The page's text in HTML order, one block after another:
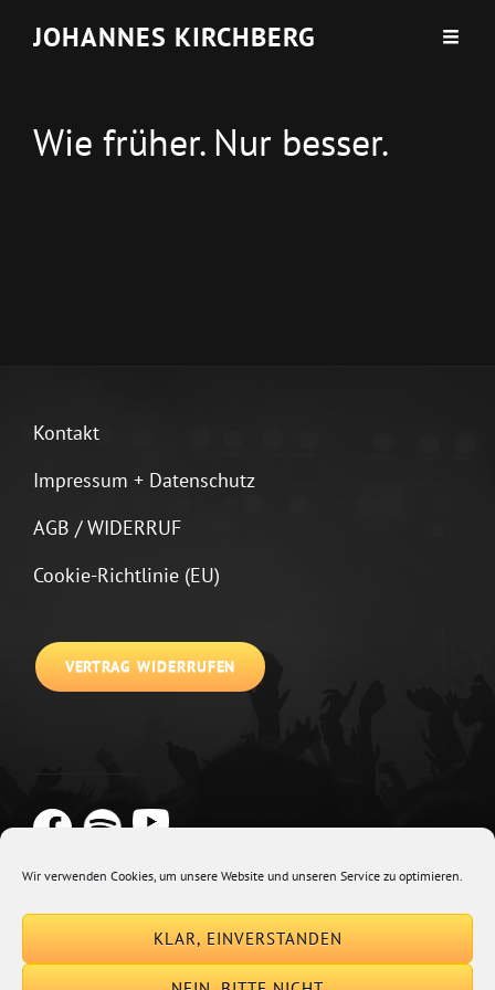
Wir verwenden Cookies, um unsere Website und unseren Service zu optimieren.
KLAR, EINVERSTANDEN
JOHANNES KIRCHBERG
Wie früher. Nur besser.
Kontakt
Impressum + Datenschutz
AGB / WIDERRUF
Cookie-Richtlinie (EU)
VERTRAG WIDERRUFEN
Euphony By Catch Themes